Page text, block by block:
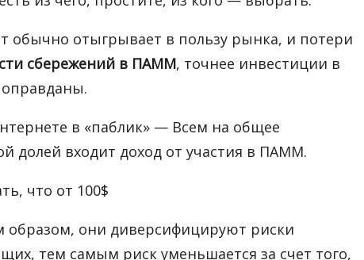
обычно отыгрывает в пользу рынка, и потери
сбережений в ПАММ, точнее инвестиции в
в «паблик» — Всем на общее
долей входит доход от участия в ПАММ.
что от 100$
образом, они диверсифицируют риски
тем самым риск уменьшается за счет того,